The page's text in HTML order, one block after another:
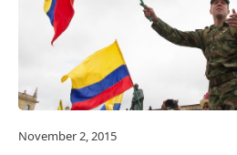
November 2, 2015